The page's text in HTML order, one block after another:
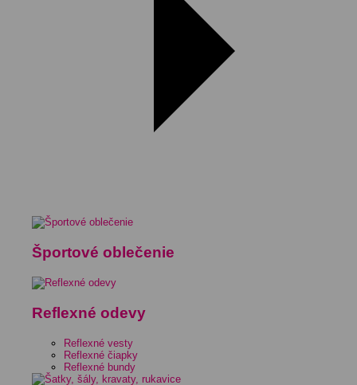
Športové oblečenie
Reflexné odevy
Reflexné vesty
Reflexné čiapky
Reflexné bundy